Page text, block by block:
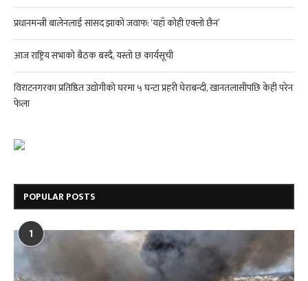
प्रधानमन्त्री बालेनलाई सांसद झाको जवाफ: ‘यहाँ कोही एक्लो छैन’
आज राष्ट्रिय सभाको बैठक बस्दै, यस्तो छ कार्यसूची
विराटनगरका प्रतिष्ठित उद्योगीको घरमा ५ घन्टा प्रहरी घेराबन्दी, खानतलासीपछि केही परेन
फेला
POPULAR POSTS
1